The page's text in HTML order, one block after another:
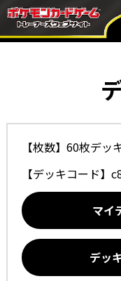
【枚数】60枚デッ
【デッキコード】
マイ
デッ